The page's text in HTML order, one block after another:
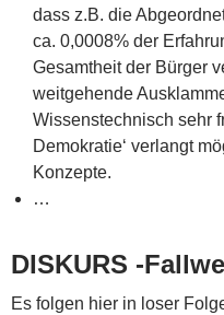
dass z.B. die
ca. 0,0008% der
Gesamtheit der Bürger
weitgehende
Wissenstechnisch sehr
Demokratie‘ verlangt
Konzepte.
…
DISKURS -
Es folgen hier in loser